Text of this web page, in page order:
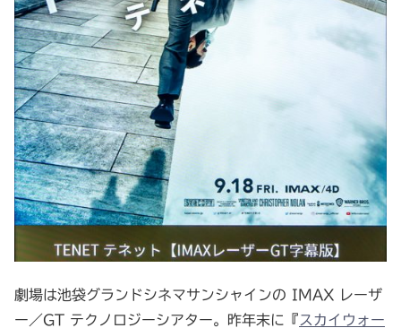
劇場は池袋グランドシネマサンシャインの IMAX レーザ
ー／GT テクノロジーシアター。昨年末に『スカイウォー